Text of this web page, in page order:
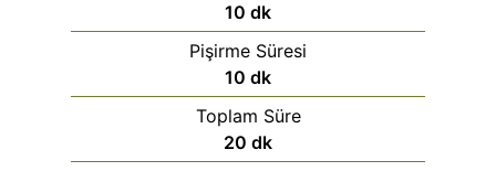
10 dk
Pişirme Süresi
10 dk
Toplam Süre
20 dk